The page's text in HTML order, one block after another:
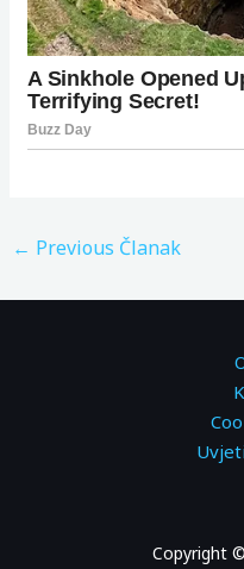
← Previous Članak
Copyright